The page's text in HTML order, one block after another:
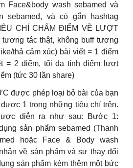
Face&body wash sebamed và
sebamed, và có gắn hashtag
CHÍ CHẤM ĐIỂM VỀ LƯỢT
tác thật, không buff tương
thả cảm xúc) bài viết = 1 điểm
= 2 điểm, tối đa tính điểm lượt
(tức 30 lần share)
được phép loại bỏ bài của bạn
1 trong những tiêu chí trên.
diễn ra như sau: Bước 1:
sản phẩm sebamed (Thanh
hoặc Face & Body wash
về sản phẩm và sự thay đổi
sản phẩm kèm thêm một bức